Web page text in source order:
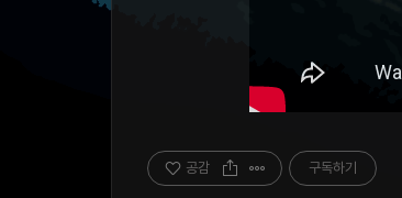
공감 구독하기